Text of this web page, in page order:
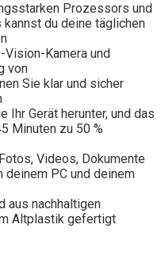
Prozessors und
du deine täglichen
Vision-Kamera und
von
Sie klar und sicher
Ihr Gerät herunter, und das
Minuten zu 50 %
Videos, Dokumente
PC und deinem
aus nachhaltigen
Altplastik gefertigt